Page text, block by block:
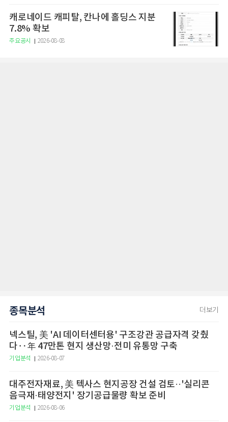
캐로네이드 캐피탈, 칸나에 홀딩스 지분
7.8% 확보
주요공시 2026-08-08
종목분석 더보기
넥스틸, 美 'AI 데이터센터용' 구조강관 공급자격 갖췄
다‥年 47만톤 현지 생산망·전미 유통망 구축
기업분석 2026-08-07
대주전자재료, 美 텍사스 현지공장 건설 검토··'실리콘
음극재·태양전지' 장기공급물량 확보 준비
기업분석 2026-08-06